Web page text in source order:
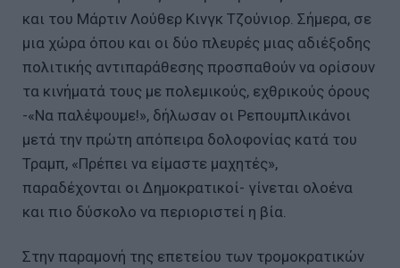
και του Μάρτιν Λούθερ Κινγκ Τζούνιορ. Σήμερα, σε
μια χώρα όπου και οι δύο πλευρές μιας αδιέξοδης
πολιτικής αντιπαράθεσης προσπαθούν να ορίσουν
τα κινήματά τους με πολεμικούς, εχθρικούς όρους
-«Να παλέψουμε!», δήλωσαν οι Ρεπουμπλικάνοι
μετά την πρώτη απόπειρα δολοφονίας κατά του
Τραμπ, «Πρέπει να είμαστε μαχητές»,
παραδέχονται οι Δημοκρατικοί- γίνεται ολοένα
και πιο δύσκολο να περιοριστεί η βία.
Στην παραμονή της επετείου των τρομοκρατικών